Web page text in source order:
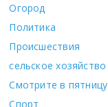
Огород
Политика
Происшествия
сельское хозяйство
Смотрите в пятницу
Спорт